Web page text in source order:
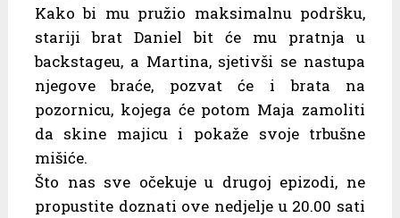
Kako bi mu pružio maksimalnu podršku,
stariji brat Daniel bit će mu pratnja u
backstageu, a Martina, sjetivši se nastupa
njegove braće, pozvat će i brata na
pozornicu, kojega će potom Maja zamoliti
da skine majicu i pokaže svoje trbušne
mišiće.
Što nas sve očekuje u drugoj epizodi, ne
propustite doznati ove nedjelje u 20.00 sati